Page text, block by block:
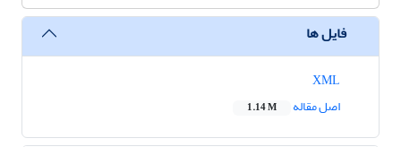
فایل ها
اصل مقاله
1.14 M